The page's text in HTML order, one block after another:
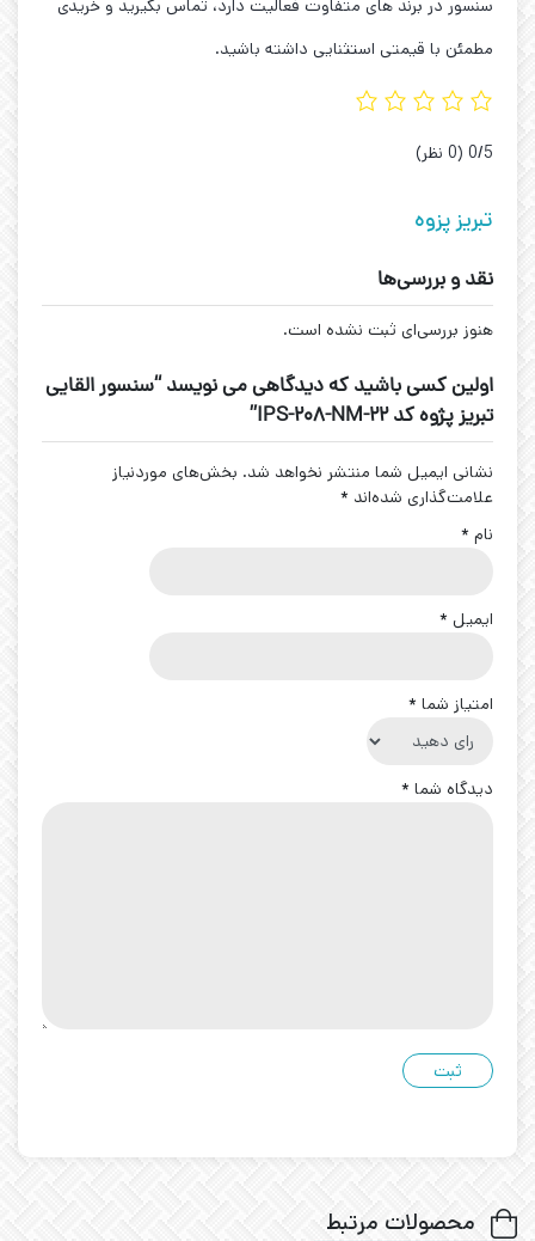
سنسور در برند های متفاوت فعالیت دارد، تماس بگیرید و خریدی
مطمئن با قیمتی استثنایی داشته باشید.
‫0/5 ‫(0 نظر)
تبریز پزوه
نقد و بررسی‌ها
هنوز بررسی‌ای ثبت نشده است.
اولین کسی باشید که دیدگاهی می نویسد “سنسور القایی
تبریز پژوه کد IPS-208-NM-22”
نشانی ایمیل شما منتشر نخواهد شد. بخش‌های موردنیاز
علامت‌گذاری شده‌اند *
نام *
ایمیل *
امتیاز شما *
دیدگاه شما *
محصولات مرتبط